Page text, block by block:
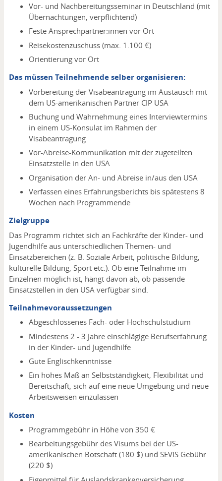
Vor- und Nachbereitungsseminar in Deutschland (mit
Übernachtungen, verpflichtend)
Feste Ansprechpartner:innen vor Ort
Reisekostenzuschuss (max. 1.100 €)
Orientierung vor Ort
Das müssen Teilnehmende selber organisieren:
Vorbereitung der Visabeantragung im Austausch mit
dem US-amerikanischen Partner CIP USA
Buchung und Wahrnehmung eines Interviewtermins
in einem US-Konsulat im Rahmen der
Visabeantragung
Vor-Abreise-Kommunikation mit der zugeteilten
Einsatzstelle in den USA
Organisation der An- und Abreise in/aus den USA
Verfassen eines Erfahrungsberichts bis spätestens 8
Wochen nach Programmende
Zielgruppe
Das Programm richtet sich an Fachkräfte der Kinder- und
Jugendhilfe aus unterschiedlichen Themen- und
Einsatzbereichen (z. B. Soziale Arbeit, politische Bildung,
kulturelle Bildung, Sport etc.). Ob eine Teilnahme im
Einzelnen möglich ist, hängt davon ab, ob passende
Einsatzstellen in den USA verfügbar sind.
Teilnahmevoraussetzungen
Abgeschlossenes Fach- oder Hochschulstudium
Mindestens 2 - 3 Jahre einschlägige Berufserfahrung
in der Kinder- und Jugendhilfe
Gute Englischkenntnisse
Ein hohes Maß an Selbstständigkeit, Flexibilität und
Bereitschaft, sich auf eine neue Umgebung und neue
Arbeitsweisen einzulassen
Kosten
Programmgebühr in Höhe von 350 €
Bearbeitungsgebühr des Visums bei der US-
amerikanischen Botschaft (180 $) und SEVIS Gebühr
(220 $)